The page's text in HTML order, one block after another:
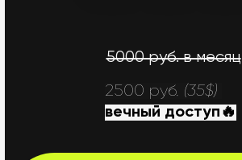
5000 руб. в месяц
2500 руб. (35$)
вечный доступ🔥